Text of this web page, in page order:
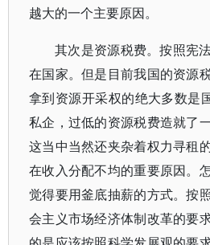
越大的一个主要原因。
其次是资源税费。按照宪
在国家。但是目前我国的资源
拿到资源开采权的绝大多数是
私企，过低的资源税费造就了
这当中当然还夹杂着权力寻租
在收入分配不均的重要原因。
觉得要用釜底抽薪的方式。按
会主义市场经济体制改革的要